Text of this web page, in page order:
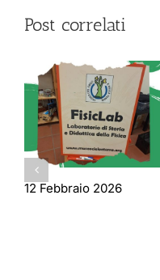
Post correlati
12 Febbraio 2026